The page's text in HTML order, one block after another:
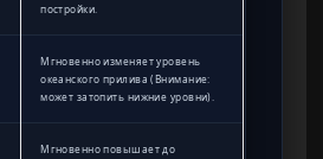
постройки.
Мгновенно изменяет уровень
океанского прилива (Внимание:
может затопить нижние уровни).
Мгновенно повышает до